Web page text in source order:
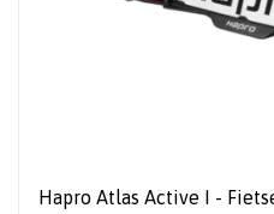
Hapro Atlas Active I -